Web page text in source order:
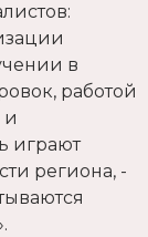
в
работой
и
играют
региона, -